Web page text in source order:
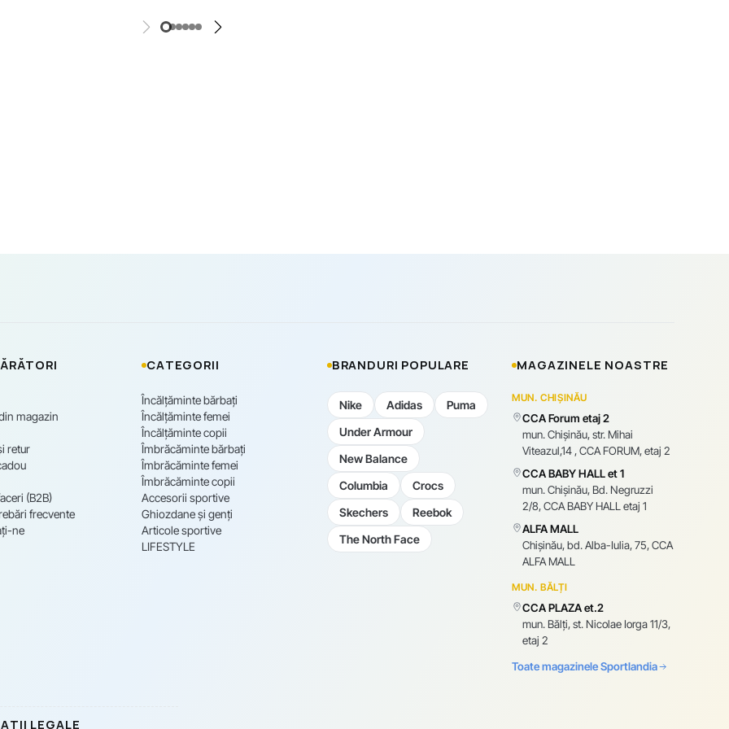
magazin
retur
(B2B)
frecvente
ne
CATEGORII
Încălțăminte bărbați
Încălțăminte femei
Încălțăminte copii
Îmbrăcăminte bărbați
Îmbrăcăminte femei
Îmbrăcăminte copii
Accesorii sportive
Ghiozdane și genți
Articole sportive
LIFESTYLE
BRANDURI POPULARE
Nike Adidas
Puma
Under Armour
New Balance
Columbia
Crocs
Skechers
Reebok
The North Face
MAGAZINELE NOASTRE
MUN. CHIȘINĂU
CCA Forum etaj 2
mun. Chişinău, str. Mihai
Viteazul,14 , CCA FORUM, etaj 2
CCA BABY HALL et 1
mun. Chişinău, Bd. Negruzzi
2/8, CCA BABY HALL etaj 1
ALFA MALL
Chișinău, bd. Alba-Iulia, 75, CCA
ALFA MALL
MUN. BĂLȚI
CCA PLAZA et.2
mun. Bălți, st. Nicolae Iorga 11/3,
etaj 2
Toate magazinele Sportlandia
LEGALE